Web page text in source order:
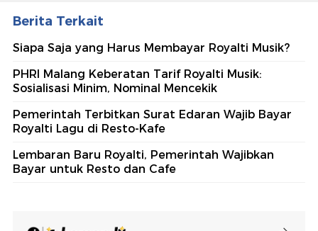
Berita Terkait
Siapa Saja yang Harus Membayar Royalti Musik?
PHRI Malang Keberatan Tarif Royalti Musik:
Sosialisasi Minim, Nominal Mencekik
Pemerintah Terbitkan Surat Edaran Wajib Bayar
Royalti Lagu di Resto-Kafe
Lembaran Baru Royalti, Pemerintah Wajibkan
Bayar untuk Resto dan Cafe